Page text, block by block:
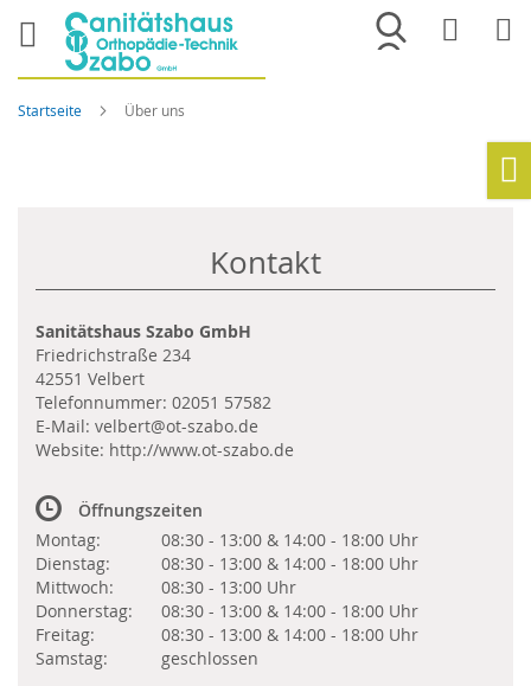
Merkliste
Startseite Über uns
Kontakt
Sanitätshaus Szabo GmbH
Friedrichstraße 234
42551 Velbert
Telefonnummer: 02051 57582
E-Mail: velbert@ot-szabo.de
Website: http://www.ot-szabo.de
Öffnungszeiten
Montag:
08:30 - 13:00 & 14:00 - 18:00 Uhr
Dienstag:
08:30 - 13:00 & 14:00 - 18:00 Uhr
Mittwoch:
08:30 - 13:00 Uhr
Donnerstag:
08:30 - 13:00 & 14:00 - 18:00 Uhr
Freitag:
08:30 - 13:00 & 14:00 - 18:00 Uhr
Samstag:
geschlossen